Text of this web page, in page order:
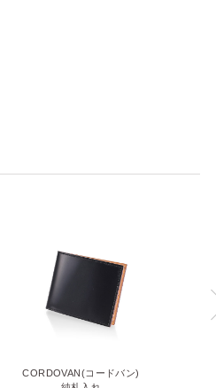
CORDOVAN(コードバン)